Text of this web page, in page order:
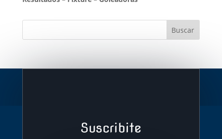
Suscribite